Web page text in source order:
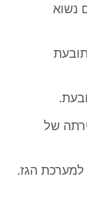
נשוא
התובעת
דירתה של